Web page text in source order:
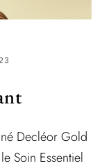
Decléor Gold
Soin Essentiel